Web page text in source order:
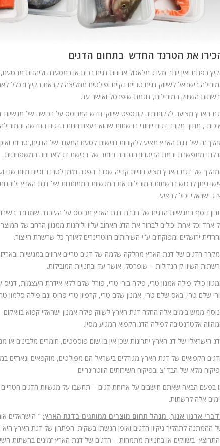
את הטרנד החדש בתחום הדגים
בפתח ואין יותר מענג מלאכול ארוחת דגים בבית או במסעדה וליהנות
בישראל לשיווק דגים טריים נקיים ופילטים ממליצה לקראת הקיץ
השיווק המובילות, דוגמת שופרסל ואושר עד.
הארץ מציעה ללקוחותיה קונספט שיווקי חדש המבוסס על רכישה של מגשיות
, מתוך מקרר דגים ייחודי ברשתות שהוא בעצם חנות הדגים החדשה
זה של דגת הארץ מציע ללקוחות נגישות לטעם המענג של הדגים, טריות
מתפשרת ורמת הביטחון הגבוהה ביותר של רכישת דג לארוחה המשפחתית.
של דגת הארץ מציע חוויית קנייה שכבר הפכה מזמן לטרנד וכיום מיום שני
ניתן לרכוש ברשתות המובילות את המגשיות הממותגות של דגת הארץ
ישראלי יכול להציע.
נוסף במגשיות הדגים של חברת דגת הארץ מבוסס על העובדה שמדובר
אחד וכל אחת יכולים לבחור את הדג האהוב עליו וליהנות ממגוון הרחב של
ירושלים ומפוקחים ע"י השירותים הווטרינרים לאורך כל שרשרת הייצור.
הדגים של דגת הארץ מחלקה שלמה של דגים טריים ארוזים במגשיות
השיוו ק הגדולות – שופרסל, אושר עד ובחנויות המובילות.
כולל פילה אמנון טרי, פילה בורי טרי, פורל שלם ללא אידרת העצמות, דניס
שלם טרי, באס שלם טרי, אמנון שלם טרי, קרפיון טרי פרוס וגם פילה סלמון
ממש בימים אלה החלה דגת הארץ לשווק פילה אמנון ישראלי קפוא בוואקום
אלטרנטיבה לפילה הדג הקפוא המגיע מסין.
הישראלי של דג הארץ יתרונות שכן אין בו שום פוספטים, חומרים מלבינים או
הקפואים של דגת הארץ מגודלים בישראל הם מפולטים, מוקפאים ונארזים
מלא של הבד"צ ובפיקוח השירותים הווטרינריים.
בפעם הבאה שאתם חושבים על ארוחת דגים – תחשבו על מגשיות הדגים
אלה לרשתות.
ארנון אנוך, מנהל תחום מוצרים ממותגים בדגת הארץ: " הישראלים
ההמתנה לתהליך ניקיון הדגים ואופן הגשתו בשקית. הפתרון של דגת הארץ היא
בשווקים או בחנויות מתמחות – הדגים של דגת הארץ זמינים ברשתות